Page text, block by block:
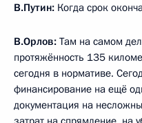
В.Путин: Когда срок
В.Орлов: Там на самом
протяжённость 135
сегодня в нормативе.
финансирование на ещё
документация на